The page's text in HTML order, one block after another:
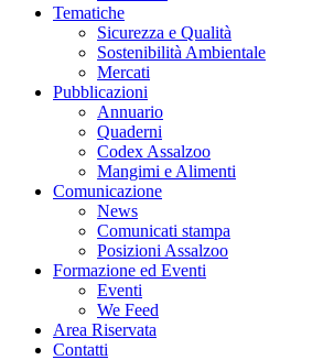
Tematiche
Sicurezza e Qualità
Sostenibilità Ambientale
Mercati
Pubblicazioni
Annuario
Quaderni
Codex Assalzoo
Mangimi e Alimenti
Comunicazione
News
Comunicati stampa
Posizioni Assalzoo
Formazione ed Eventi
Eventi
We Feed
Area Riservata
Contatti